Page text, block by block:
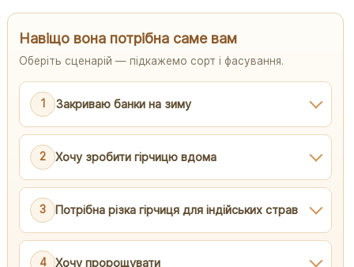
Навіщо вона потрібна саме вам
Оберіть сценарій — підкажемо сорт і фасування.
1 Закриваю банки на зиму
2 Хочу зробити гірчицю вдома
3 Потрібна різка гірчиця для індійських страв
4 Хочу пророщувати